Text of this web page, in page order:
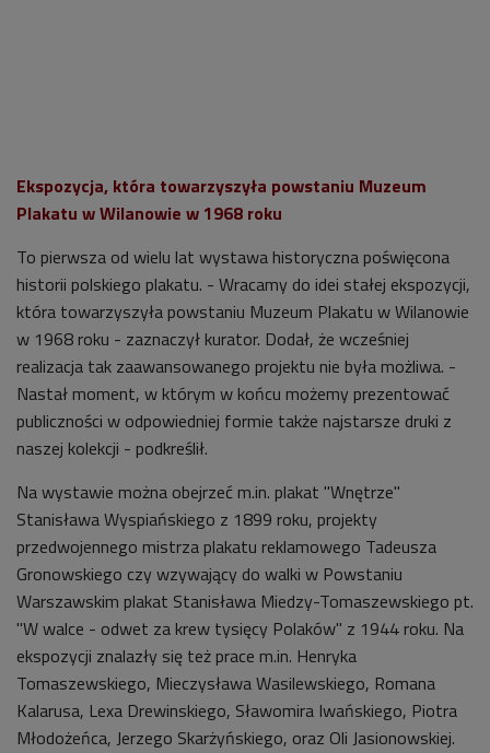
Ekspozycja, która towarzyszyła powstaniu Muzeum
Plakatu w Wilanowie w 1968 roku
To pierwsza od wielu lat wystawa historyczna poświęcona
historii polskiego plakatu. - Wracamy do idei stałej ekspozycji,
która towarzyszyła powstaniu Muzeum Plakatu w Wilanowie
w 1968 roku - zaznaczył kurator. Dodał, że wcześniej
realizacja tak zaawansowanego projektu nie była możliwa. -
Nastał moment, w którym w końcu możemy prezentować
publiczności w odpowiedniej formie także najstarsze druki z
naszej kolekcji - podkreślił.
Na wystawie można obejrzeć m.in. plakat "Wnętrze"
Stanisława Wyspiańskiego z 1899 roku, projekty
przedwojennego mistrza plakatu reklamowego Tadeusza
Gronowskiego czy wzywający do walki w Powstaniu
Warszawskim plakat Stanisława Miedzy-Tomaszewskiego pt.
"W walce - odwet za krew tysięcy Polaków" z 1944 roku. Na
ekspozycji znalazły się też prace m.in. Henryka
Tomaszewskiego, Mieczysława Wasilewskiego, Romana
Kalarusa, Lexa Drewinskiego, Sławomira Iwańskiego, Piotra
Młodożeńca, Jerzego Skarżyńskiego, oraz Oli Jasionowskiej.